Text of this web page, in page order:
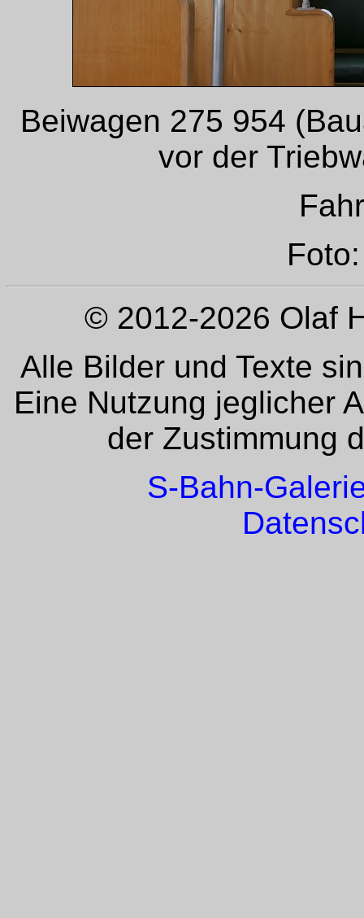
Beiwagen 275 954
vor der
© 2012-2026 Olaf
Alle Bilder und Texte
Eine Nutzung jeglicher
der Zustimmung
S-Bahn-